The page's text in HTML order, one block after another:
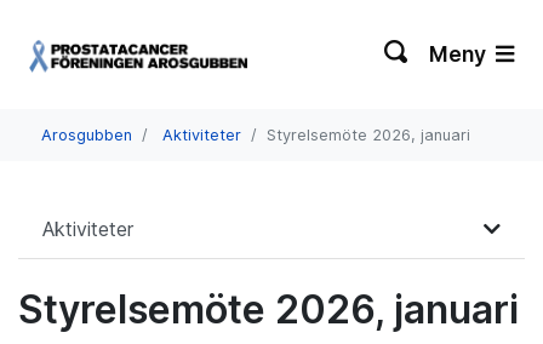
Meny
Arosgubben Aktiviteter Styrelsemöte 2026, januari
Aktiviteter
Styrelsemöte 2026, januari